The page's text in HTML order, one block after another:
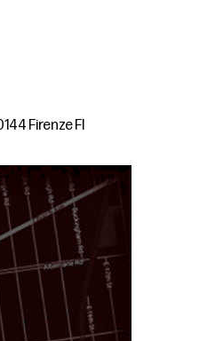
Firenze FI